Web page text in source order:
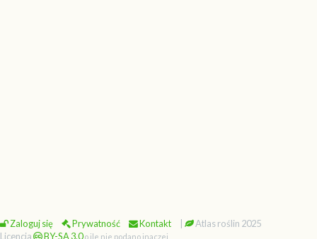
Zaloguj się Prywatność Kontakt |
Atlas roślin 2025
Licencja
BY-SA 3.0 o ile nie podano inaczej